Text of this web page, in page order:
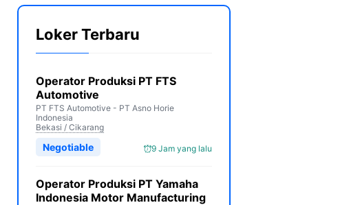
Loker Terbaru
Operator Produksi PT FTS
Automotive
PT FTS Automotive - PT Asno Horie
Indonesia
Bekasi / Cikarang
9 Jam yang lalu
Negotiable
Operator Produksi PT Yamaha
Indonesia Motor Manufacturing